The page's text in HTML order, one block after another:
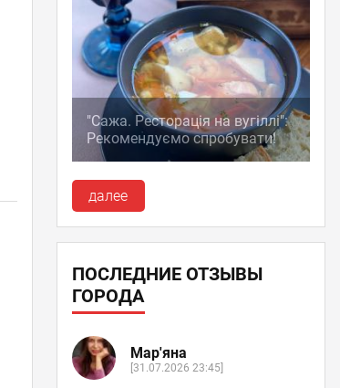
"Сажа. Ресторація на вугіллі":
Рекомендуємо спробувати!
далее
ПОСЛЕДНИЕ ОТЗЫВЫ
ГОРОДА
Мар'яна
[31.07.2026 23:45]